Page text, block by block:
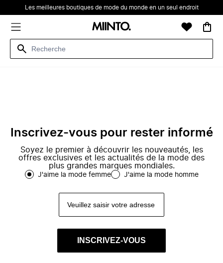
Les meilleures boutiques de mode du monde en un seul endroit
Inscrivez-vous pour rester informé
Soyez le premier à découvrir les nouveautés, les
offres exclusives et les actualités de la mode des
plus grandes marques mondiales.
J'aime la mode femme J'aime la mode homme
INSCRIVEZ-VOUS